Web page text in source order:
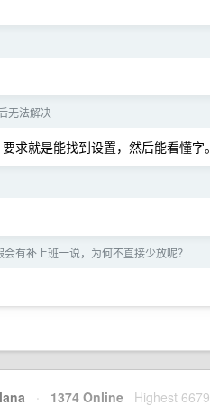
无法解决
求就是能找到设置，然后能看懂字。
有补上班一说，为何不直接少放呢？
· 1374 Online Highest 6679